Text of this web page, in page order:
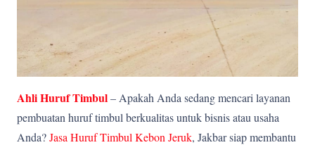
Ahli Huruf Timbul– Apakah Anda sedang mencari layanan
pembuatan huruf timbul berkualitas untuk bisnis atau usaha
Anda?Jasa Huruf Timbul Kebon Jeruk, Jakbar siap membantu